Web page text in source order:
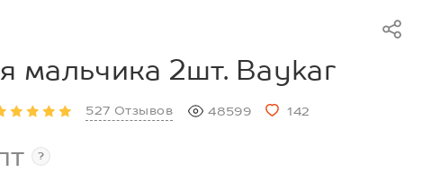
мальчика 2шт. Baykar
527 Отзывов 48599 142
?